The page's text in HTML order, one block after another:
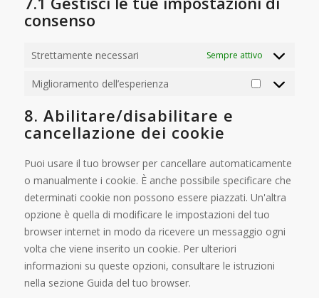
consenso
Strettamente necessari Sempre attivo
Miglioramento dell’esperienza
8. Abilitare/disabilitare e
cancellazione dei cookie
Puoi usare il tuo browser per cancellare automaticamente
o manualmente i cookie. È anche possibile specificare che
determinati cookie non possono essere piazzati. Un'altra
opzione è quella di modificare le impostazioni del tuo
browser internet in modo da ricevere un messaggio ogni
volta che viene inserito un cookie. Per ulteriori
informazioni su queste opzioni, consultare le istruzioni
nella sezione Guida del tuo browser.